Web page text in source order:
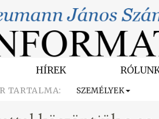
HÍREK
SZEMÉLYEK